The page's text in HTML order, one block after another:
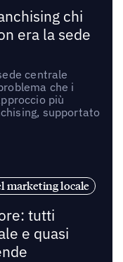
chi
era la sede
centrale
che i
più
supportato
marketing locale
tutti
e quasi